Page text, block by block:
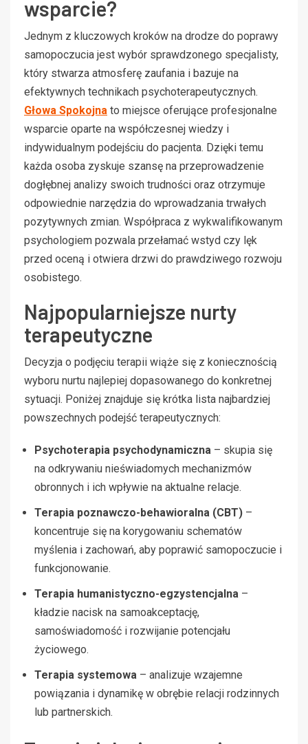
wsparcie?
Jednym z kluczowych kroków na drodze do poprawy
samopoczucia jest wybór sprawdzonego specjalisty,
który stwarza atmosferę zaufania i bazuje na
efektywnych technikach psychoterapeutycznych.
Głowa Spokojna to miejsce oferujące profesjonalne
wsparcie oparte na współczesnej wiedzy i
indywidualnym podejściu do pacjenta. Dzięki temu
każda osoba zyskuje szansę na przeprowadzenie
dogłębnej analizy swoich trudności oraz otrzymuje
odpowiednie narzędzia do wprowadzania trwałych
pozytywnych zmian. Współpraca z wykwalifikowanym
psychologiem pozwala przełamać wstyd czy lęk
przed oceną i otwiera drzwi do prawdziwego rozwoju
osobistego.
Najpopularniejsze nurty
terapeutyczne
Decyzja o podjęciu terapii wiąże się z koniecznością
wyboru nurtu najlepiej dopasowanego do konkretnej
sytuacji. Poniżej znajduje się krótka lista najbardziej
powszechnych podejść terapeutycznych:
Psychoterapia psychodynamiczna – skupia się
na odkrywaniu nieświadomych mechanizmów
obronnych i ich wpływie na aktualne relacje.
Terapia poznawczo-behawioralna (CBT) –
koncentruje się na korygowaniu schematów
myślenia i zachowań, aby poprawić samopoczucie i
funkcjonowanie.
Terapia humanistyczno-egzystencjalna –
kładzie nacisk na samoakceptację,
samoświadomość i rozwijanie potencjału
życiowego.
Terapia systemowa – analizuje wzajemne
powiązania i dynamikę w obrębie relacji rodzinnych
lub partnerskich.